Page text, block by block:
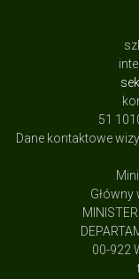
51
Dane kontaktowe
00-922